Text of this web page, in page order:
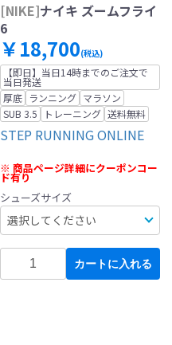
[NIKE]ナイキ ズームフライ
6
￥18,700(税込)
【即日】当日14時までのご注文で
当日発送
厚底 ランニング マラソン
SUB 3.5
トレーニング 送料無料
STEP RUNNING ONLINE
※ 商品ページ詳細にクーポンコー
ド有り
シューズサイズ
カートに入れる